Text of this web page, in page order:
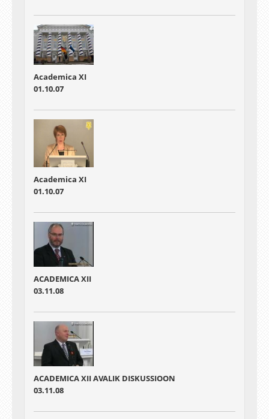
Academica XI
01.10.07
Academica XI
01.10.07
ACADEMICA XII
03.11.08
ACADEMICA XII AVALIK DISKUSSIOON
03.11.08